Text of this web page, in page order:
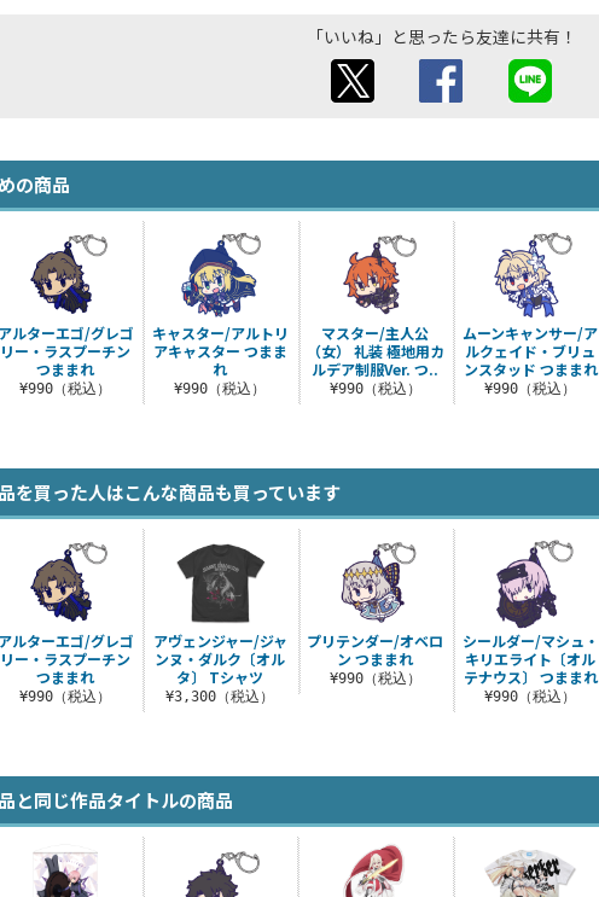
「いいね」と思ったら友達に共有！
の商品
マスター/主人公
（女） 礼装 極地用カ
ルデア制服Ver. つ..
¥990（税込）
ムーンキャンサー/ア
ルクェイド・ブリュ
ンスタッド つままれ
¥990（税込）
アルターエゴ/グレゴ
リー・ラスプーチン
つままれ
¥990（税込）
キャスター/アルトリ
アキャスター つまま
れ
¥990（税込）
を買った人はこんな商品も買っています
プリテンダー/オベロ
ン つままれ
¥990（税込）
シールダー/マシュ・
キリエライト〔オル
テナウス〕 つままれ
¥990（税込）
アルターエゴ/グレゴ
リー・ラスプーチン
つままれ
¥990（税込）
アヴェンジャー/ジャ
ンヌ・ダルク〔オル
タ〕 Tシャツ
¥3,300（税込）
と同じ作品タイトルの商品